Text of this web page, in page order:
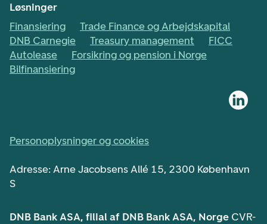
Løsninger
Finansiering
Trade Finance og Arbejdskapital
DNB Carnegie
Treasury management
FICC
Autolease
Forsikring og pension i Norge
Bilfinansiering
Personoplysninger og cookies
Adresse: Arne Jacobsens Allé 15, 2300 København
S
DNB Bank ASA, filial af DNB Bank ASA, Norge CVR-